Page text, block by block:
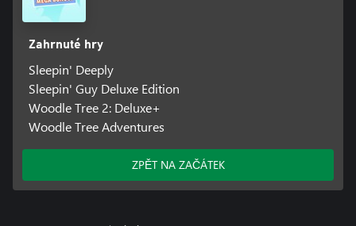
Zahrnuté hry
Sleepin' Deeply
Sleepin' Guy Deluxe Edition
Woodle Tree 2: Deluxe+
Woodle Tree Adventures
ZPĚT NA ZAČÁTEK